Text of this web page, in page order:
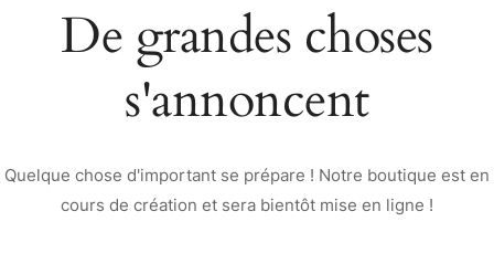
De grandes choses
s'annoncent
Quelque chose d'important se prépare ! Notre boutique est en
cours de création et sera bientôt mise en ligne !